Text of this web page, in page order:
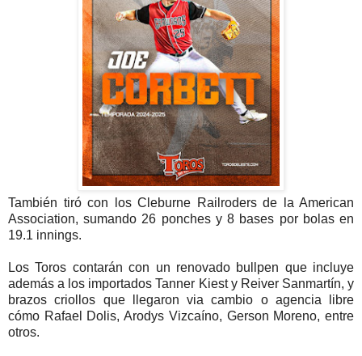
También tiró con los Cleburne Railroders de la American
Association, sumando 26 ponches y 8 bases por bolas en
19.1 innings.
Los Toros contarán con un renovado bullpen que incluye
además a los importados Tanner Kiest y Reiver Sanmartín, y
brazos criollos que llegaron via cambio o agencia libre
cómo Rafael Dolis, Arodys Vizcaíno, Gerson Moreno, entre
otros.